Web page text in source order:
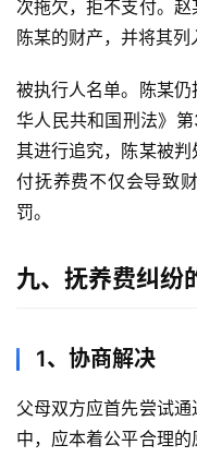
次拖欠，拒不支付。
陈某的财产，并将其列
被执行人名单。陈某
华人民共和国刑法》
其进行追究，陈某被
付抚养费不仅会导致
罚。
九、抚养费纠纷
1、协商解决
父母双方应首先尝试
中，应本着公平合理